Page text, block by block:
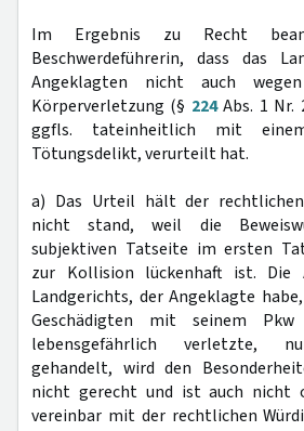
Im Ergebnis zu Recht
Beschwerdeführerin, dass das
Angeklagten nicht auch
Körperverletzung (§ 224Abs. 1 Nr.
ggfls. tateinheitlich mit
Tötungsdelikt, verurteilt hat.
a) Das Urteil hält der rechtlichen
nicht stand, weil die
subjektiven Tatseite im ersten
zur Kollision lückenhaft ist. Die
Landgerichts, der Angeklagte
Geschädigten mit seinem
lebensgefährlich verletzte,
gehandelt, wird den
nicht gerecht und ist auch nicht
vereinbar mit der rechtlichen